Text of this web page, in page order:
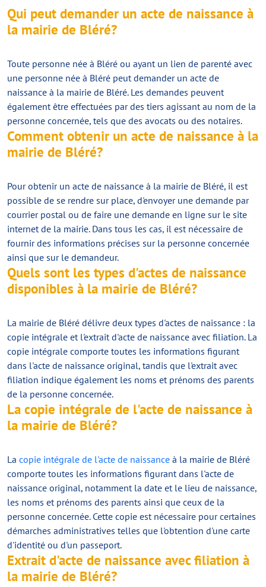
Qui peut demander un acte de naissance à
la mairie de Bléré?
Toute personne née à Bléré ou ayant un lien de parenté avec
une personne née à Bléré peut demander un acte de
naissance à la mairie de Bléré. Les demandes peuvent
également être effectuées par des tiers agissant au nom de la
personne concernée, tels que des avocats ou des notaires.
Comment obtenir un acte de naissance à la
mairie de Bléré?
Pour obtenir un acte de naissance à la mairie de Bléré, il est
possible de se rendre sur place, d'envoyer une demande par
courrier postal ou de faire une demande en ligne sur le site
internet de la mairie. Dans tous les cas, il est nécessaire de
fournir des informations précises sur la personne concernée
ainsi que sur le demandeur.
Quels sont les types d'actes de naissance
disponibles à la mairie de Bléré?
La mairie de Bléré délivre deux types d'actes de naissance : la
copie intégrale et l'extrait d'acte de naissance avec filiation. La
copie intégrale comporte toutes les informations figurant
dans l'acte de naissance original, tandis que l'extrait avec
filiation indique également les noms et prénoms des parents
de la personne concernée.
La copie intégrale de l'acte de naissance à
la mairie de Bléré?
La copie intégrale de l'acte de naissance à la mairie de Bléré
comporte toutes les informations figurant dans l'acte de
naissance original, notamment la date et le lieu de naissance,
les noms et prénoms des parents ainsi que ceux de la
personne concernée. Cette copie est nécessaire pour certaines
démarches administratives telles que l'obtention d'une carte
d'identité ou d'un passeport.
Extrait d'acte de naissance avec filiation à
la mairie de Bléré?